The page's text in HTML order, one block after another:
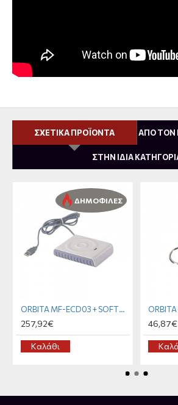
ΣΧΕΤΙΚΑ ΠΡΟΪΟΝΤΑ ΑΠΟ ΤΟΝ
ΣΤΗΝ ΙΔΙΑ
ΔΗΜΟΦΙΛΕΣ
ORBITA MF-ECD03 + SOFTWARE
257,92€
Καλάθι
46,87€